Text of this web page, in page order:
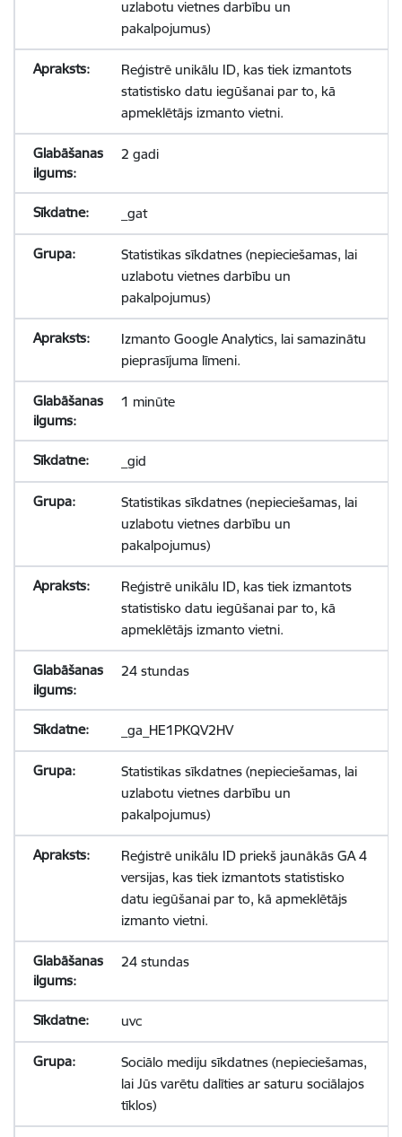
uzlabotu vietnes darbību un
pakalpojumus)
Reģistrē unikālu ID, kas tiek izmantots
statistisko datu iegūšanai par to, kā
apmeklētājs izmanto vietni.
2 gadi
_gat
Statistikas sīkdatnes (nepieciešamas, lai
uzlabotu vietnes darbību un
pakalpojumus)
Izmanto Google Analytics, lai samazinātu
pieprasījuma līmeni.
1 minūte
_gid
Statistikas sīkdatnes (nepieciešamas, lai
uzlabotu vietnes darbību un
pakalpojumus)
Reģistrē unikālu ID, kas tiek izmantots
statistisko datu iegūšanai par to, kā
apmeklētājs izmanto vietni.
24 stundas
_ga_HE1PKQV2HV
Statistikas sīkdatnes (nepieciešamas, lai
uzlabotu vietnes darbību un
pakalpojumus)
Reģistrē unikālu ID priekš jaunākās GA 4
versijas, kas tiek izmantots statistisko
datu iegūšanai par to, kā apmeklētājs
izmanto vietni.
24 stundas
uvc
Sociālo mediju sīkdatnes (nepieciešamas,
lai Jūs varētu dalīties ar saturu sociālajos
tīklos)